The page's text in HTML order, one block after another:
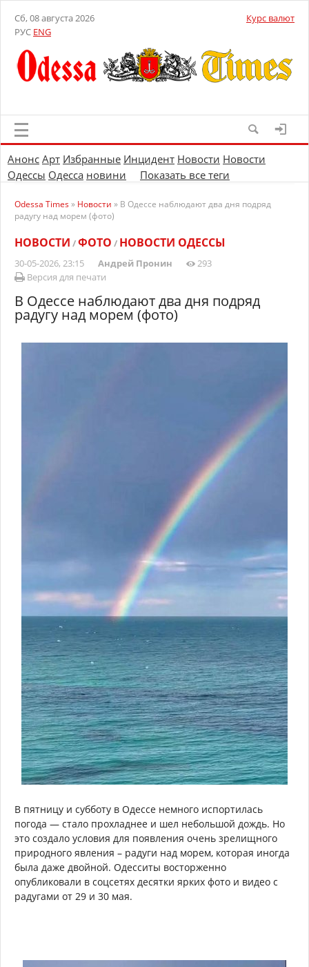
Сб, 08 августа 2026
РУС ENG
Курс валют
Анонс Арт Избранные Инцидент Новости Новости
Одессы Одесса новини Показать все теги
Odessa Times» Новости » В Одессе наблюдают два дня подряд
радугу над морем (фото)
НОВОСТИ /ФОТО / НОВОСТИ ОДЕССЫ
30-05-2026, 23:15 Андрей Пронин
293
Версия для печати
В Одессе наблюдают два дня подряд
радугу над морем (фото)
В пятницу и субботу в Одессе немного испортилась
погода — стало прохладнее и шел небольшой дождь. Но
это создало условия для появления очень зрелищного
природного явления – радуги над морем, которая иногда
была даже двойной. Одесситы восторженно
опубликовали в соцсетях десятки ярких фото и видео с
радугами от 29 и 30 мая.